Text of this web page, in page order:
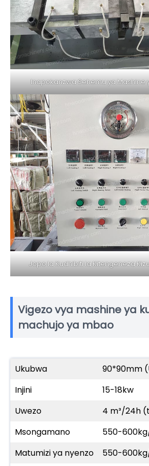
Inapokanzwa Sehemu ya Mashine
Jopo la Kudhibiti la Kitengeneza
Vigezo vya mashine ya
machujo ya mbao
Ukubwa
90*90mm
Injini
15-18kw
Uwezo
4 m³/24h
Msongamano
550-
Matumizi ya nyenzo
550-